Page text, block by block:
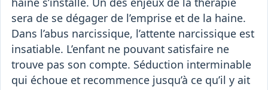
sera de se dégager de l’emprise et de la haine.
Dans l’abus narcissique, l’attente narcissique est
insatiable. L’enfant ne pouvant satisfaire ne
trouve pas son compte. Séduction interminable
qui échoue et recommence jusqu’à ce qu’il y ait